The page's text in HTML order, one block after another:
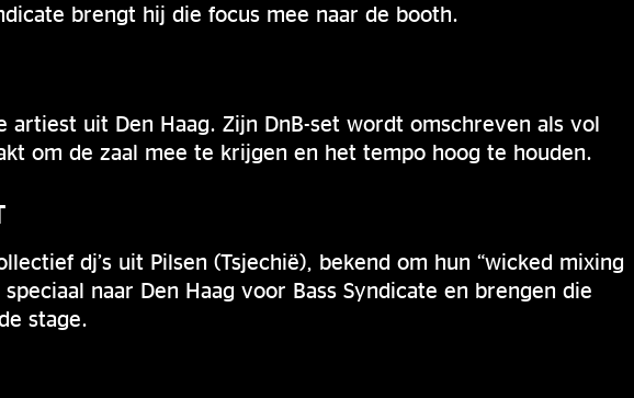
brengt hij die focus mee naar de booth.
artiest uit Den Haag. Zijn DnB-set wordt omschreven als vol
om de zaal mee te krijgen en het tempo hoog te houden.
dj’s uit Pilsen (Tsjechië), bekend om hun “wicked mixing
naar Den Haag voor Bass Syndicate en brengen die
stage.